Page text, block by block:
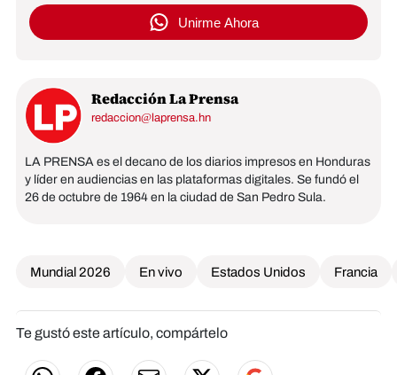
Unirme Ahora
Redacción La Prensa
redaccion@laprensa.hn
LA PRENSA es el decano de los diarios impresos en Honduras
y líder en audiencias en las plataformas digitales. Se fundó el
26 de octubre de 1964 en la ciudad de San Pedro Sula.
Mundial 2026 En vivo Estados Unidos Francia
Te gustó este artículo, compártelo